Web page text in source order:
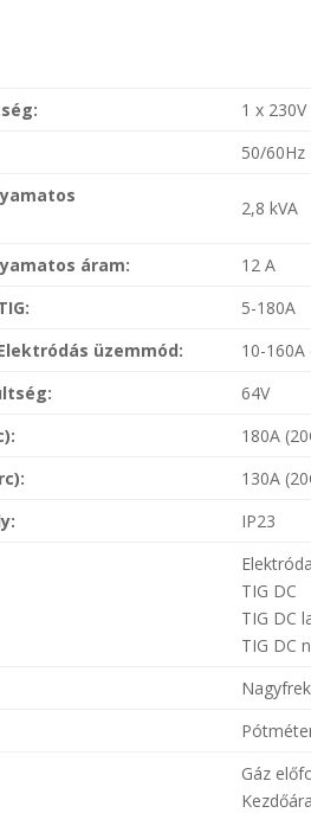
1 x 230V
50/60Hz
2,8 kVA
áram:
12 A
5-180A
üzemmód:
10-
64V
180A
130A
IP23
TIG DC
TIG DC
TIG DC
Gáz